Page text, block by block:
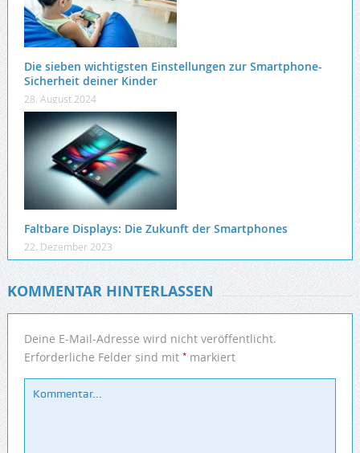
Die sieben wichtigsten Einstellungen zur Smartphone-
Sicherheit deiner Kinder
28. August 2024
Faltbare Displays: Die Zukunft der Smartphones
22. Dezember 2023
KOMMENTAR HINTERLASSEN
Deine E-Mail-Adresse wird nicht veröffentlicht.
Erforderliche Felder sind mit *markiert